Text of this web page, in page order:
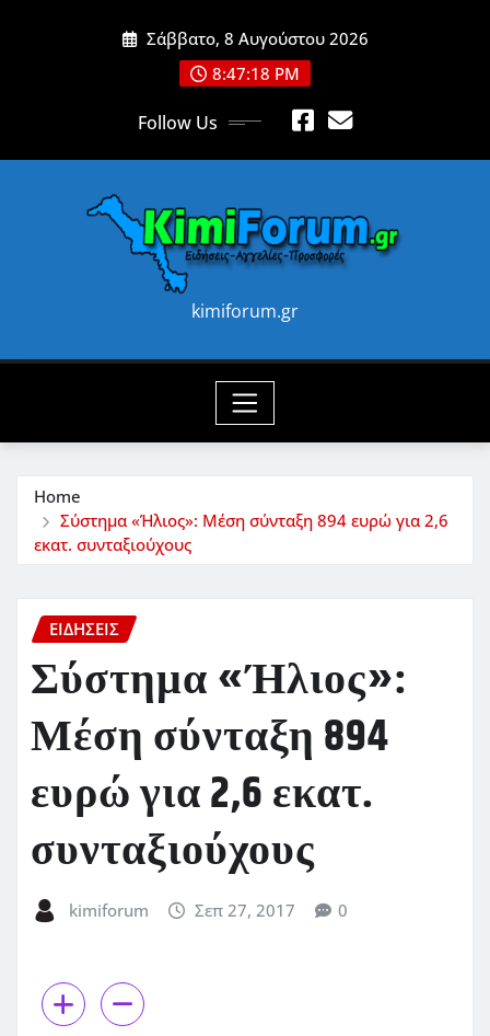
Σάββατο, 8 Αυγούστου 2026
8:47:21 PM
Follow Us
kimiforum.gr
Home
Σύστημα «Ήλιος»: Μέση σύνταξη 894 ευρώ για 2,6
εκατ. συνταξιούχους
ΕΙΔΗΣΕΙΣ
Σύστημα «Ήλιος»:
Μέση σύνταξη 894
ευρώ για 2,6 εκατ.
συνταξιούχους
kimiforum Σεπ 27, 2017 0